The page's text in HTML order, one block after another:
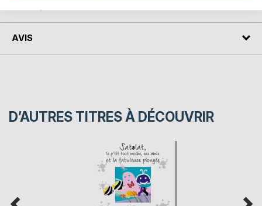
AVIS
D’AUTRES TITRES À DÉCOUVRIR